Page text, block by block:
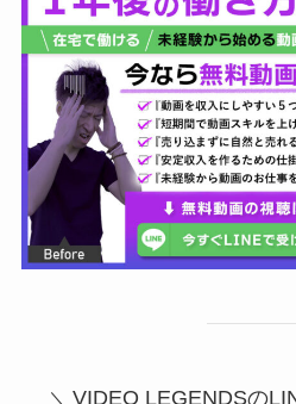
＼ VIDEO LEGENDSの